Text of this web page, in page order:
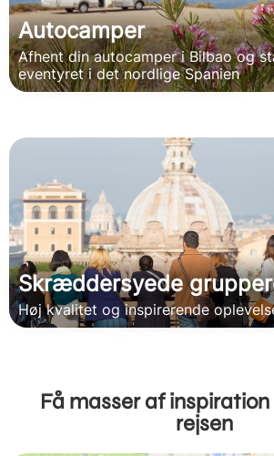
Autocamper
Afhent din autocamper i Bilbao og
eventyret i det nordlige Spanien
Skræddersyede
Høj kvalitet og inspirerende
Få masser af
rejsen